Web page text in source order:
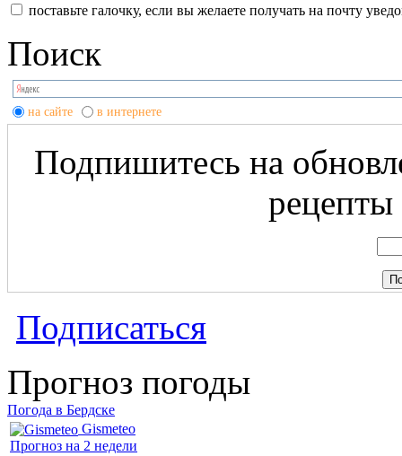
поставьте галочку, если вы желаете получать на почту
Поиск
на сайте в интернете
Подпишитесь на
рецепты
Подписаться
Прогноз погоды
Погода в Бердске
Gismeteo
Прогноз на 2 недели